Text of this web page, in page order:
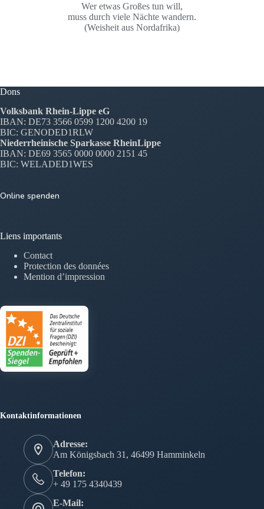
Wer etwas Großes tun will,
muss durch viele Nächte wandern.
(Weisheit aus Nordafrika)
Dons
Volksbank Rhein-Lippe eG
IBAN: DE73 3566 0599 1200 4200 19
BIC: GENODED1RLW
Niederrheinische Sparkasse RheinLippe
IBAN: DE69 3565 0000 0000 2151 45
BIC: WELADED1WES
Online spenden
Liens importants
Contact
Protection des données
Mention d’impression
Kontaktinformationen
Adresse:
Am Königsbach 31, 46499 Hamminkeln
Telefon:
+ 49 175 4340439
E-Mail: